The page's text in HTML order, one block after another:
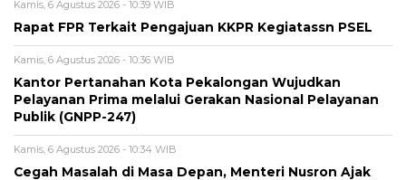
Kamis, 6 Agustus 2026 - 10:39 WIB
Rapat FPR Terkait Pengajuan KKPR Kegiatassn PSEL
Kamis, 6 Agustus 2026 - 10:36 WIB
Kantor Pertanahan Kota Pekalongan Wujudkan
Pelayanan Prima melalui Gerakan Nasional Pelayanan
Publik (GNPP-247)
Kamis, 6 Agustus 2026 - 10:34 WIB
Cegah Masalah di Masa Depan, Menteri Nusron Ajak